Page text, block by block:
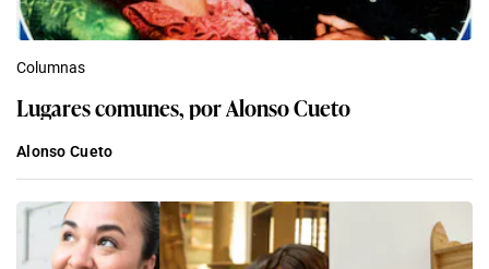
Columnas
Lugares comunes, por Alonso Cueto
Alonso Cueto